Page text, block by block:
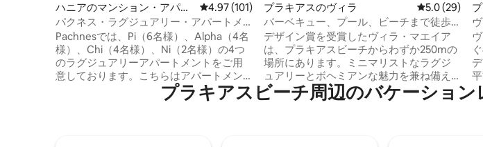
ハニアのマンション・アパー
ト
レビュー101件、5つ星中4.97つ星の平均評価
4.97 (101)
パクネス・ラグジュアリー・アパートメ
ンツ - Pi、海の眺望、温水プール
Pachnesでは、Pi（6名様）、Alpha（4名
様）、Chi（4名様）、Ni（2名様）の4つ
のラグジュアリーアパートメントをご用
意しております。こちらはアパートメン
ト「Pi」で、ベッドルーム2室にキングサ
イズベッド2台、ロフトにダブルベッド1
プラキアスのヴィラ レビュー29件
5.0 (29)
バーベキュー、プール、ビーチまで徒歩
圏内の豪華なヴィラ
デザイン賞を受賞したヴィラ・マエイア
は、プラキアスビーチからわずか250mの
場所にあります。ミニマリストなラグジ
ュアリーとボヘミアンな魅力を兼ね備え
た2ベッドルームのヴィラで、最大5名様
までご宿泊いただけます。各寝室には、
4
プラキアスビーチ⁠周⁠辺⁠のバ⁠ケ⁠ー⁠シ⁠ョ⁠